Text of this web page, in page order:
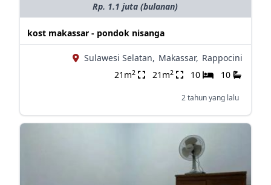
Rp. 1.1 juta (bulanan)
kost makassar - pondok nisanga
Sulawesi Selatan, Makassar, Rappocini
21m2 21m2 10 10
2 tahun yang lalu